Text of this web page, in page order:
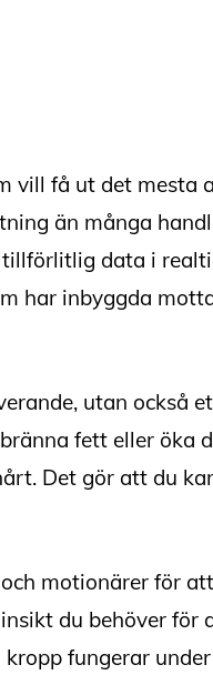
få ut det mesta
än många
data i
har inbyggda
utan också
fett eller öka
Det gör att du
motionärer för
du behöver för
fungerar